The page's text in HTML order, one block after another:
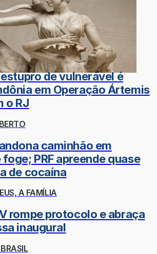
de vulnerável é
em Operação Ártemis
o RJ
caminhão em
PRF apreende quase
de cocaína
A FAMÍLIA
rompe protocolo e abraça
inaugural